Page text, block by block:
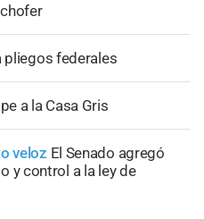
pliegos federales
a la Casa Gris
veloz El Senado agregó
y control a la ley de